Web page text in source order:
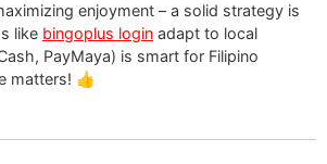
enjoyment – a solid strategy is
like bingoplus login adapt to local
PayMaya) is smart for Filipino
matters! 👍